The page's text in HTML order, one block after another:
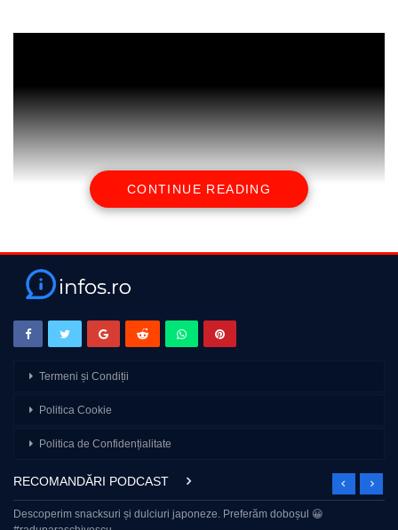
CONTINUE READING
Termeni și Condiții
Politica Cookie
Politica de Confidențialitate
RECOMANDĂRI PODCAST
Descoperim snacksuri și dulciuri japoneze. Preferăm doboșul 😀